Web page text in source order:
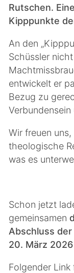
Rutschen.
Kipppunkte
An den
Schüssler
entwickelt er
Bezug zu
Wir freuen
theologische
was es
Schon jetzt
gemeinsamen
Abschluss
20. März
Folgender